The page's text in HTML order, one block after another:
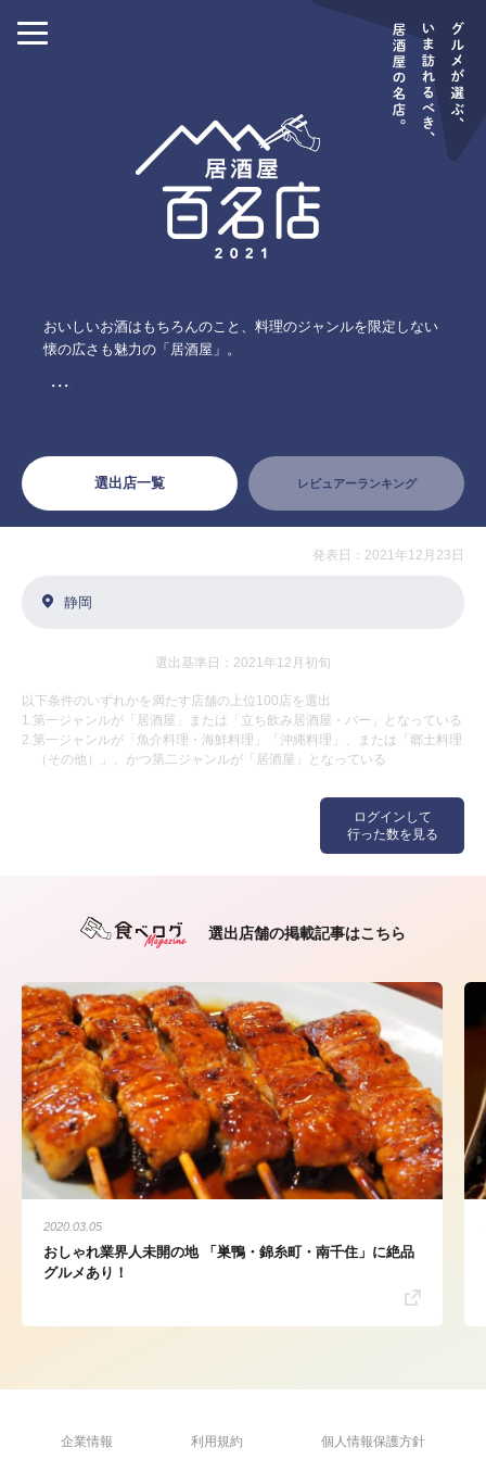
おいしいお酒はもちろんのこと、料理のジャンルを限定しない
懐の広さも魅力の「居酒屋」。
・・・
選出店一覧 レビュアーランキング
ログインして
行った数を見る
発表日：2021年12月23日
静岡
選出基準日：2021年12月初旬
以下条件のいずれかを満たす店舗の上位100店を選出
1.第一ジャンルが「居酒屋」または「立ち飲み居酒屋・バー」となっている
2.第一ジャンルが「魚介料理・海鮮料理」「沖縄料理」、または「郷土料理
（その他）」、かつ第二ジャンルが「居酒屋」となっている
選出店舗の掲載記事はこちら
2020.03.05
おしゃれ業界人未開の地 「巣鴨・錦糸町・南千住」に絶品
グルメあり！
企業情報 利用規約 個人情報保護方針